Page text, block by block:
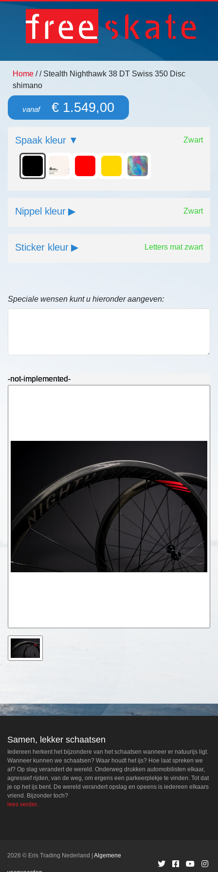
Home // Stealth Nighthawk 38 DT Swiss 350 Disc
shimano
vanaf€ 1.549,00
Spaak kleur Zwart
Nippel kleur Zwart
Sticker kleur Letters mat zwart
Speciale wensen kunt u hieronder aangeven:
-not-implemented-
-not-implemented-
-not-implemented-
-not-implemented-
Samen, lekker schaatsen
Iedereen herkent het bijzondere van het schaatsen wanneer er natuurijs ligt.
Wanneer kunnen we schaatsen? Waar houdt het ijs? Hoe laat spreken we
af? Op slag verandert de wereld. Onderweg drukken automobilisten elkaar,
agressief rijden, van de weg, om ergens een parkeerplekje te vinden. Tot dat
je op het ijs bent. De wereld verandert opslag en opeens is iedereen elkaars
vriend. Bijzonder toch?
lees verder...
2026 © Eris Trading Nederland Algemene